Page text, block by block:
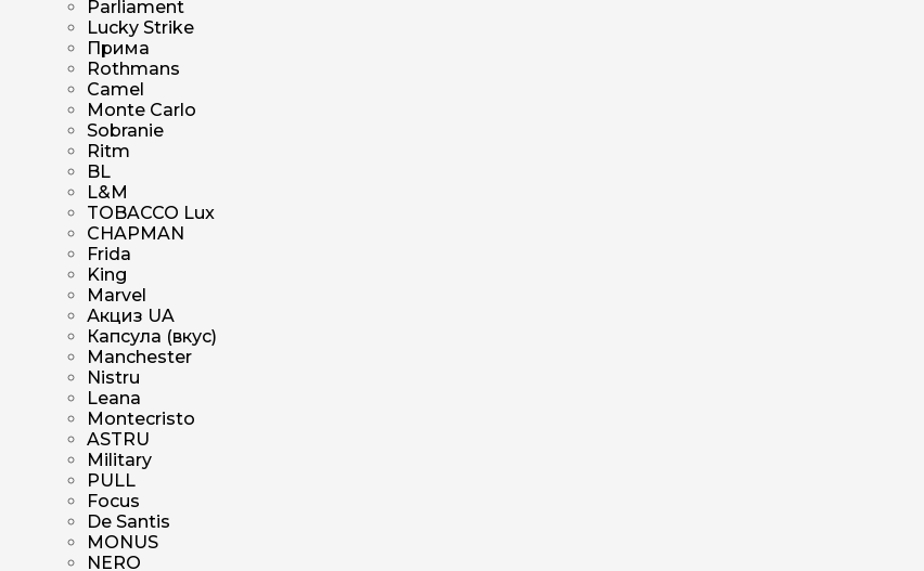
Parliament
Lucky Strike
Прима
Rothmans
Camel
Monte Carlo
Sobranie
Ritm
BL
L&M
TOBACCO Lux
CHAPMAN
Frida
King
Marvel
Акциз UA
Капсула (вкус)
Manchester
Nistru
Leana
Montecristo
ASTRU
Military
PULL
Focus
De Santis
MONUS
NERO